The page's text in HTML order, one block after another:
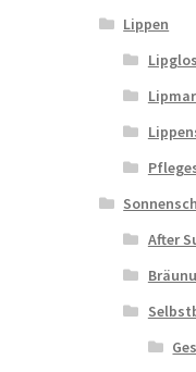
Lippen
After